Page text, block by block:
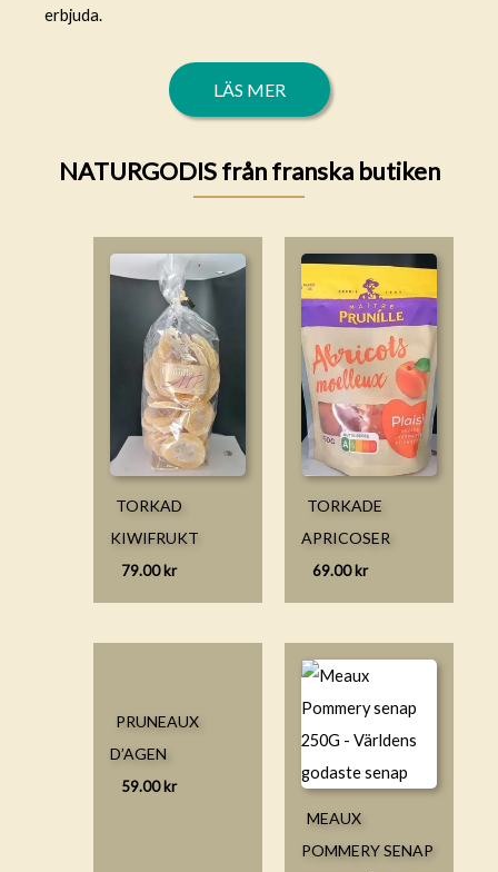
erbjuda.
LÄS MER
NATURGODIS från franska butiken
TORKAD
KIWIFRUKT
79.00kr
TORKADE
APRICOSER
69.00kr
PRUNEAUX
D’AGEN
59.00kr
MEAUX
POMMERY SENAP